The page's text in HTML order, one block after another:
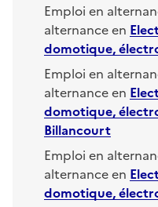
Emploi en
alternance en
domotique,
Emploi en
alternance en
domotique,
Billancourt
Emploi en
alternance en
domotique,